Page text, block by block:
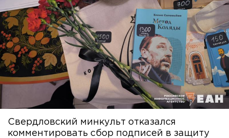
Свердловский минкульт отказался
комментировать сбор подписей в защиту